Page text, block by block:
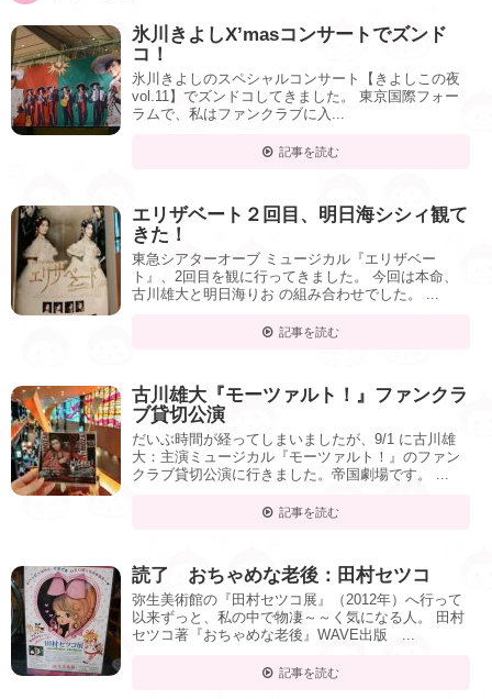
氷川きよしX’masコンサートでズンド
コ！
氷川きよしのスペシャルコンサート【きよしこの夜
vol.11】でズンドコしてきました。 東京国際フォー
ラムで、私はファンクラブに入...
記事を読む
エリザベート２回目、明日海シシィ観て
きた！
東急シアターオーブ ミュージカル『エリザベー
ト』、2回目を観に行ってきました。 今回は本命、
古川雄大と明日海りお の組み合わせでした。 ...
記事を読む
古川雄大『モーツァルト！』ファンクラ
ブ貸切公演
だいぶ時間が経ってしまいましたが、9/1 に古川雄
大：主演ミュージカル『モーツァルト！』のファン
クラブ貸切公演に行きました。帝国劇場です。 ...
記事を読む
読了 おちゃめな老後：田村セツコ
弥生美術館の『田村セツコ展』（2012年）へ行って
以来ずっと、私の中で物凄～～く気になる人。 田村
セツコ著『おちゃめな老後』WAVE出版 ...
記事を読む